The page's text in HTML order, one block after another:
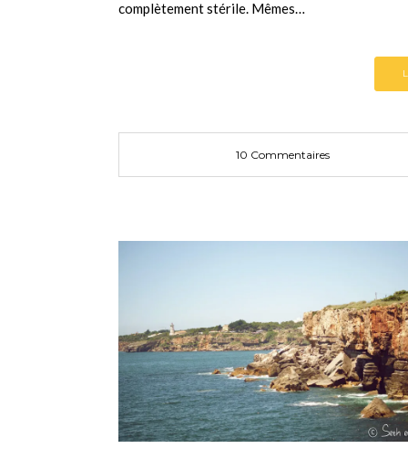
complètement stérile. Mêmes…
10 Commentaires